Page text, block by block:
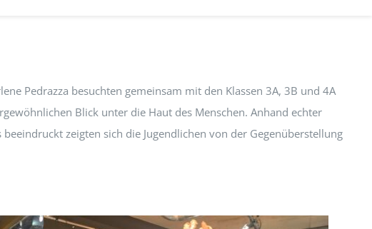
Pedrazza besuchten gemeinsam mit den Klassen 3A, 3B und 4A
Blick unter die Haut des Menschen. Anhand echter
zeigten sich die Jugendlichen von der Gegenüberstellung